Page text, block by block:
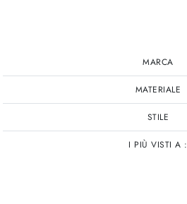
MARCA
MATERIALE
STILE
I PIÙ VISTI A :